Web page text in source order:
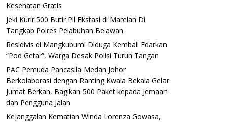
Kesehatan Gratis
Jeki Kurir 500 Butir Pil Ekstasi di Marelan Di
Tangkap Polres Pelabuhan Belawan
Residivis di Mangkubumi Diduga Kembali Edarkan
“Pod Getar”, Warga Desak Polisi Turun Tangan
PAC Pemuda Pancasila Medan Johor
Berkolaborasi dengan Ranting Kwala Bekala Gelar
Jumat Berkah, Bagikan 500 Paket kepada Jemaah
dan Pengguna Jalan
Kejanggalan Kematian Winda Lorenza Gowasa,